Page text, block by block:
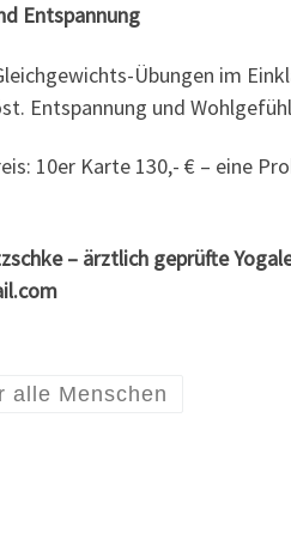
Entspannung
Übungen im
Entspannung und
10er Karte 130,- € – eine
– ärztlich geprüfte
alle Menschen